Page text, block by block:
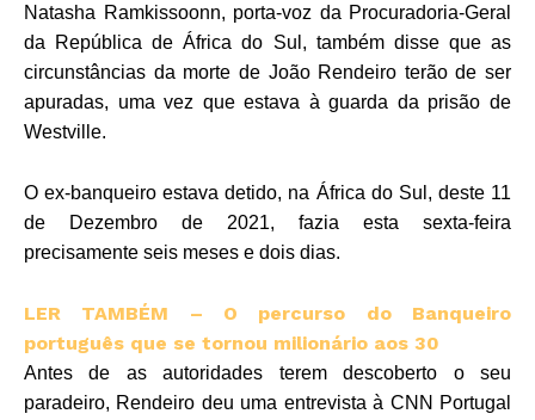
Natasha Ramkissoonn, porta-voz da Procuradoria-Geral
da República de África do Sul, também disse que as
circunstâncias da morte de João Rendeiro terão de ser
apuradas, uma vez que estava à guarda da prisão de
Westville.
O ex-banqueiro estava detido, na África do Sul, deste 11
de Dezembro de 2021, fazia esta sexta-feira
precisamente seis meses e dois dias.
LER TAMBÉM – O percurso do Banqueiro
português que se tornou milionário aos 30
Antes de as autoridades terem descoberto o seu
paradeiro, Rendeiro deu uma entrevista à CNN Portugal